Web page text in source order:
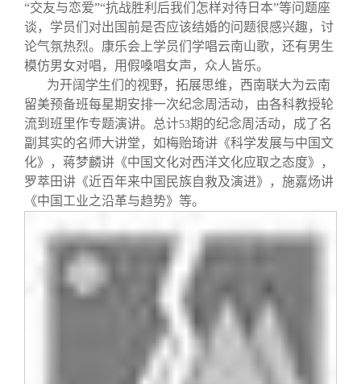
“交友与恋爱”“抗战胜利后我们怎样对待日本”等问题座
谈，学员们对出国前是否应该结婚的问题很感兴趣，讨
论气氛热烈。康乐会上学员们学唱云南山歌，还有男生
模仿男女对唱，用假嗓唱女声，众人皆乐。
为开阔学生们的视野，拓展思维，西南联大为云南
留美预备班每星期安排一次纪念周活动，由各科教授轮
流到班里作专题演讲。总计53期的纪念周活动，成了名
副其实的名师大讲堂，如梅贻琦讲《科学发展与中国文
化》，蒋梦麟讲《中国文化对西洋文化应取之态度》，
罗萃田讲《近百年来中国民族自救及演进》，施嘉炀讲
《中国工业之沿革与趋势》等。